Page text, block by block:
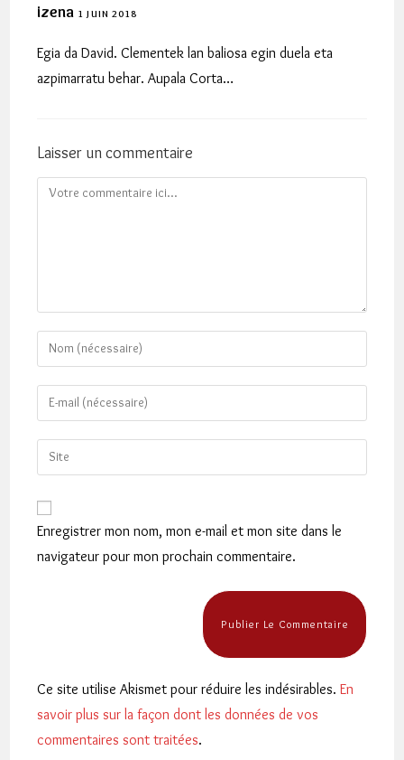
izena 1 JUIN 2018
Egia da David. Clementek lan baliosa egin duela eta
azpimarratu behar. Aupala Corta…
Laisser un commentaire
Comment
Enter
your
name
comment
Enter
your
email
address
Saisir
l’URL
votre
site
(facultatif)
Enregistrer mon nom, mon e-mail et mon site dans le
navigateur pour mon prochain commentaire.
Ce site utilise Akismet pour réduire les indésirables.En
savoir plus sur la façon dont les données de vos
commentaires sont traitées.